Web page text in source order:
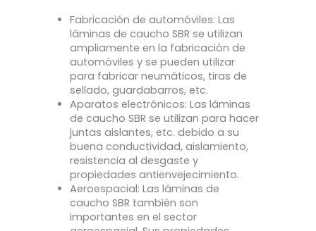
Fabricación de automóviles: Las
láminas de caucho SBR se utilizan
ampliamente en la fabricación de
automóviles y se pueden utilizar
para fabricar neumáticos, tiras de
sellado, guardabarros, etc.
Aparatos electrónicos: Las láminas
de caucho SBR se utilizan para hacer
juntas aislantes, etc. debido a su
buena conductividad, aislamiento,
resistencia al desgaste y
propiedades antienvejecimiento.
Aeroespacial: Las láminas de
caucho SBR también son
importantes en el sector